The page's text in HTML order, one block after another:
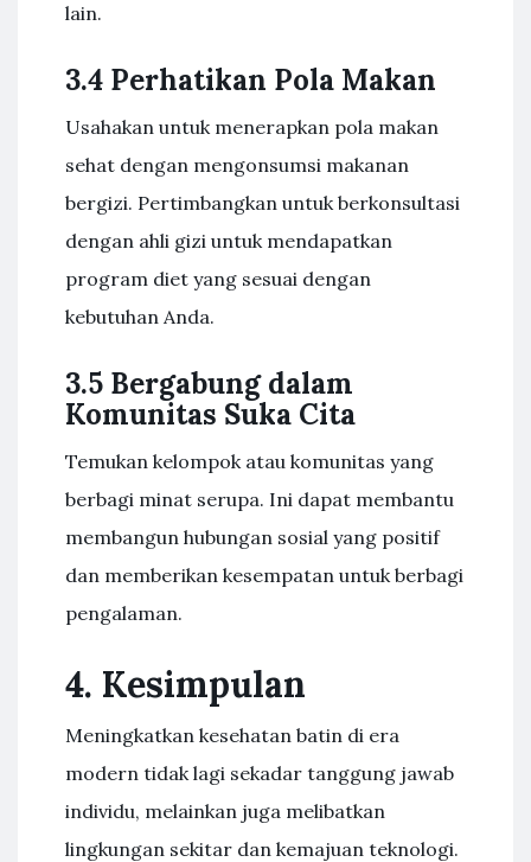
lain.
3.4 Perhatikan Pola Makan
Usahakan untuk menerapkan pola makan
sehat dengan mengonsumsi makanan
bergizi. Pertimbangkan untuk berkonsultasi
dengan ahli gizi untuk mendapatkan
program diet yang sesuai dengan
kebutuhan Anda.
3.5 Bergabung dalam
Komunitas Suka Cita
Temukan kelompok atau komunitas yang
berbagi minat serupa. Ini dapat membantu
membangun hubungan sosial yang positif
dan memberikan kesempatan untuk berbagi
pengalaman.
4. Kesimpulan
Meningkatkan kesehatan batin di era
modern tidak lagi sekadar tanggung jawab
individu, melainkan juga melibatkan
lingkungan sekitar dan kemajuan teknologi.